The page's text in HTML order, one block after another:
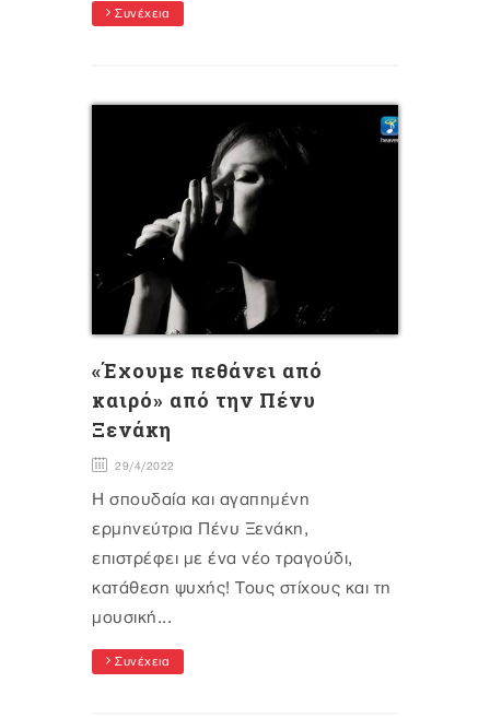
Συνέχεια
«Έχουμε πεθάνει από
καιρό» από την Πένυ
Ξενάκη
29/4/2022
Η σπουδαία και αγαπημένη
ερμηνεύτρια Πένυ Ξενάκη,
επιστρέφει με ένα νέο τραγούδι,
κατάθεση ψυχής! Τους στίχους και τη
μουσική...
Συνέχεια